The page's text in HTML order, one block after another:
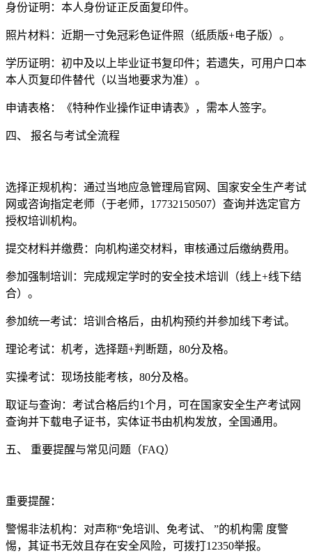
‌身份证明‌：本人身份证正反面复印件。
‌照片材料‌：近期一寸免冠彩色证件照（纸质版+电子版）。
‌学历证明‌：初中及以上毕业证书复印件；若遗失，可用户口本
本人页复印件替代（以当地要求为准）。
‌申请表格‌：《特种作业操作证申请表》，需本人签字。
‌四、 报名与考试全流程‌
‌选择正规机构‌：通过当地应急管理局官网、国家安全生产考试
网或咨询指定老师（于老师，17732150507）查询并选定官方
授权培训机构。
‌提交材料并缴费‌：向机构递交材料，审核通过后缴纳费用。
‌参加强制培训‌：完成规定学时的安全技术培训（线上+线下结
合）。
‌参加统一考试‌：培训合格后，由机构预约并参加线下考试。
‌理论考试‌：机考，选择题+判断题，80分及格。
‌实操考试‌：现场技能考核，80分及格。
‌取证与查询‌：考试合格后约1个月，可在国家安全生产考试网
查询并下载电子证书，实体证书由机构发放，全国通用。
‌五、 重要提醒与常见问题（FAQ）‌
‌重要提醒‌：
‌警惕非法机构‌：对声称“免培训、免考试、 ”的机构需 度警
惕，其证书无效且存在安全风险，可拨打12350举报。